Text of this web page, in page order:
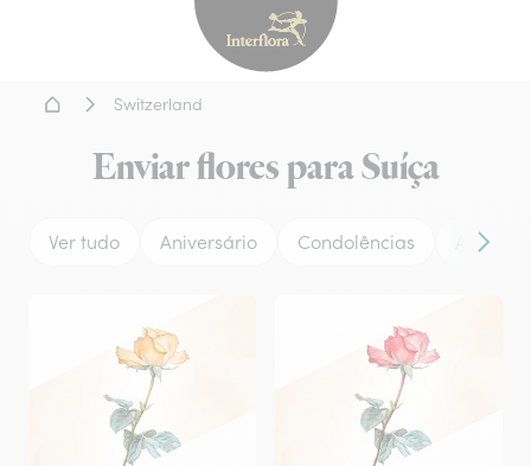
Interflora - entrega de
Home
Switzerland
Enviar flores para Suíça
Ver tudo Aniversário Condolências Amor